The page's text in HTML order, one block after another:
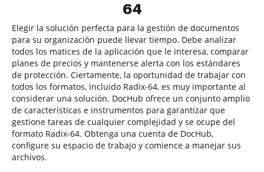
64
Elegir la solución perfecta para la gestión de documentos
para su organización puede llevar tiempo. Debe analizar
todos los matices de la aplicación que le interesa, comparar
planes de precios y mantenerse alerta con los estándares
de protección. Ciertamente, la oportunidad de trabajar con
todos los formatos, incluido Radix-64, es muy importante al
considerar una solución. DocHub ofrece un conjunto amplio
de características e instrumentos para garantizar que
gestione tareas de cualquier complejidad y se ocupe del
formato Radix-64. Obtenga una cuenta de DocHub,
configure su espacio de trabajo y comience a manejar sus
archivos.